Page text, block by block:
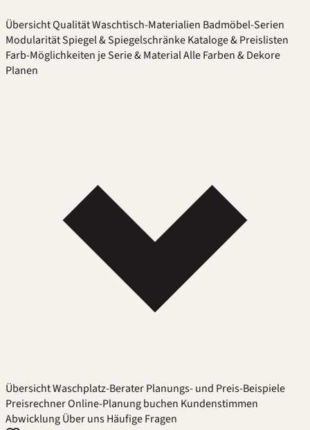
ÜbersichtQualitätWaschtisch-Materialien Badmöbel-Serien
ModularitätSpiegel & SpiegelschränkeKataloge & Preislisten
Farb-Möglichkeiten je Serie & MaterialAlle Farben & Dekore
Planen
ÜbersichtWaschplatz-BeraterPlanungs- und Preis-Beispiele
PreisrechnerOnline-Planung buchen Kundenstimmen
AbwicklungÜber unsHäufige Fragen